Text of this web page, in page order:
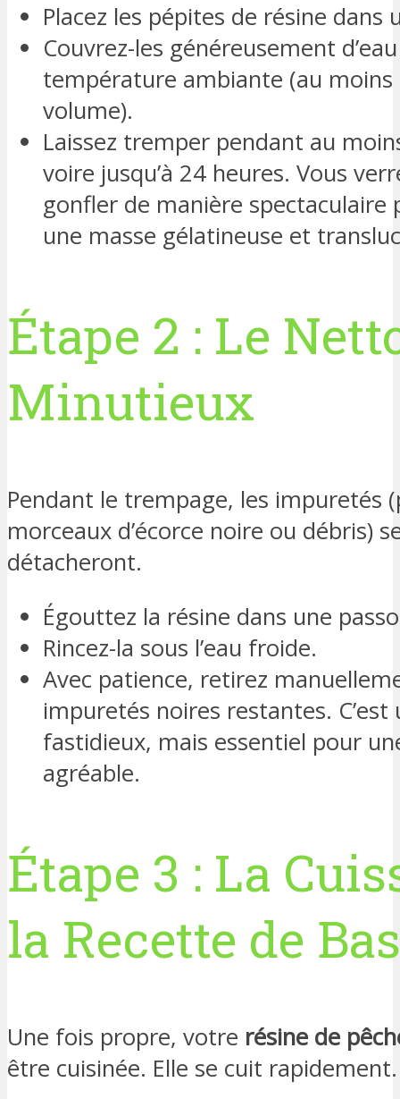
Placez les pépites de résine dans
Couvrez-les généreusement
température ambiante (au
volume).
Laissez tremper pendant au
voire jusqu’à 24 heures. Vous
gonfler de manière spectaculaire
une masse gélatineuse et
Étape 2 : Le
Minutieux
Pendant le trempage, les impuretés
morceaux d’écorce noire ou débris)
détacheront.
Égouttez la résine dans une
Rincez-la sous l’eau froide.
Avec patience, retirez
impuretés noires restantes. C’est
fastidieux, mais essentiel pour
agréable.
Étape 3 : La
la Recette de
Une fois propre, votre résine de
être cuisinée. Elle se cuit rapidement.